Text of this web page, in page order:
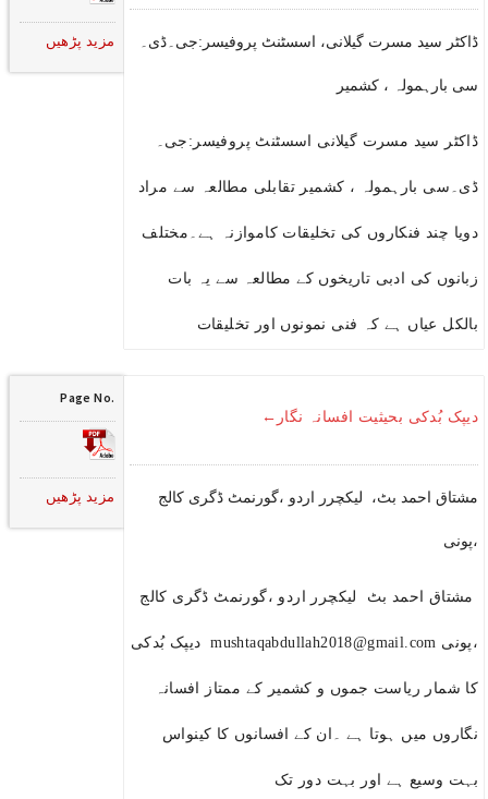
ڈاکٹر سید مسرت گیلانی، اسسٹنٹ پروفیسر:جی۔ڈی۔
سی بارہمولہ ، کشمیر
ڈاکٹر سید مسرت گیلانی اسسٹنٹ پروفیسر:جی۔
ڈی۔سی بارہمولہ ، کشمیر تقابلی مطالعہ سے مراد
دویا چند فنکاروں کی تخلیقات کاموازنہ ہے۔مختلف
زبانوں کی ادبی تاریخوں کے مطالعہ سے یہ بات
بالکل عیاں ہے کہ فنی نمونوں اور تخلیقات
مزید پڑھیں
دیپک بُدکی بحیثیت افسانہ نگار←
،پونی
مشتاق احمد بٹ لیکچرر اردو ،گورنمٹ ڈگری کالج
،پونی mushtaqabdullah2018@gmail.com دیپک بُدکی
کا شمار ریاست جموں و کشمیر کے ممتاز افسانہ
نگاروں میں ہوتا ہے ۔ان کے افسانوں کا کینواس
بہت وسیع ہے اور بہت دور تک
Page No.
مزید پڑھیں